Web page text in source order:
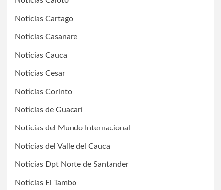
Noticias Cartago
Noticias Casanare
Noticias Cauca
Noticias Cesar
Noticias Corinto
Noticias de Guacarí
Noticias del Mundo Internacional
Noticias del Valle del Cauca
Noticias Dpt Norte de Santander
Noticias El Tambo